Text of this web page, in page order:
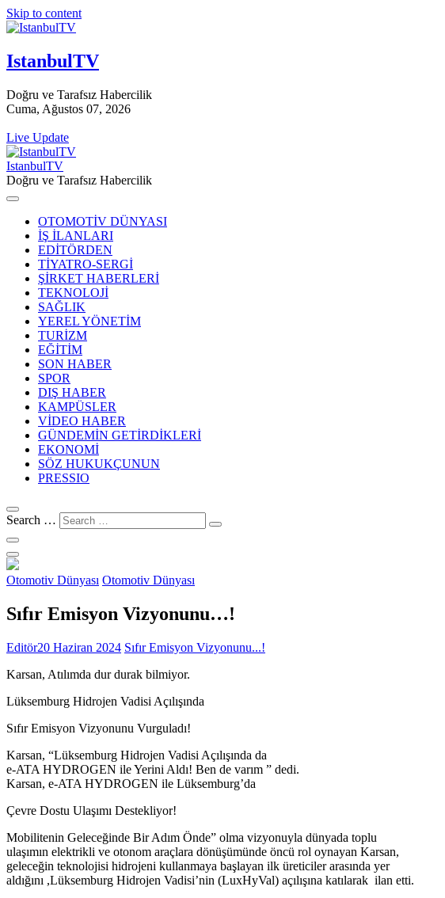
Skip to content
IstanbulTV
Doğru ve Tarafsız Habercilik
Cuma, Ağustos 07, 2026
Live Update
IstanbulTV
Doğru ve Tarafsız Habercilik
OTOMOTİV DÜNYASI
İŞ İLANLARI
EDİTÖRDEN
TİYATRO-SERGİ
ŞİRKET HABERLERİ
TEKNOLOJİ
SAĞLIK
YEREL YÖNETİM
TURİZM
EĞİTİM
SON HABER
SPOR
DIŞ HABER
KAMPÜSLER
VİDEO HABER
GÜNDEMİN GETİRDİKLERİ
EKONOMİ
SÖZ HUKUKÇUNUN
PRESSIO
Search …
Otomotiv Dünyası Otomotiv Dünyası
Sıfır Emisyon Vizyonunu…!
Editör20 Haziran 2024 Sıfır Emisyon Vizyonunu...!
Karsan, Atılımda dur durak bilmiyor.
Lüksemburg Hidrojen Vadisi Açılışında
Sıfır Emisyon Vizyonunu Vurguladı!
Karsan, “Lüksemburg Hidrojen Vadisi Açılışında da
e-ATA HYDROGEN ile Yerini Aldı! Ben de varım ” dedi.
Karsan, e-ATA HYDROGEN ile Lüksemburg’da
Çevre Dostu Ulaşımı Destekliyor!
Mobilitenin Geleceğinde Bir Adım Önde” olma vizyonuyla dünyada toplu
ulaşımın elektrikli ve otonom araçlara dönüşümünde öncü rol oynayan Karsan,
geleceğin teknolojisi hidrojeni kullanmaya başlayan ilk üreticiler arasında yer
aldığını ,Lüksemburg Hidrojen Vadisi’nin (LuxHyVal) açılışına katılarak ilan etti.